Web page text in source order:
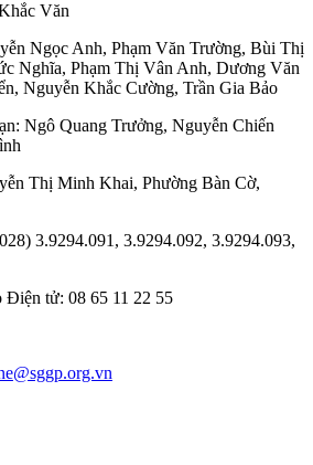
Văn
Ngọc Anh, Phạm Văn Trường, Bùi Thị
Nghĩa, Phạm Thị Vân Anh, Dương Văn
, Nguyễn Khắc Cường, Trần Gia Bảo
Ngô Quang Trưởng, Nguyễn Chiến
Thị Minh Khai, Phường Bàn Cờ,
3.9294.091, 3.9294.092, 3.9294.093,
Điện tử: 08 65 11 22 55